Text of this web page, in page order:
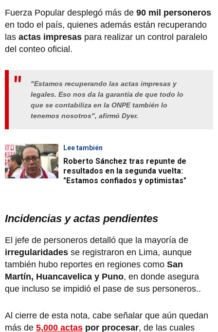
Fuerza Popular desplegó más de 90 mil personeros
en todo el país, quienes además están recuperando
las actas impresas para realizar un control paralelo
del conteo oficial.
"Estamos recuperando las actas impresas y
legales. Eso nos da la garantía de que todo lo
que se contabiliza en la ONPE también lo
tenemos nosotros", afirmó Dyer.
Lee también
Roberto Sánchez tras repunte de
resultados en la segunda vuelta:
"Estamos confiados y optimistas"
Incidencias y actas pendientes
El jefe de personeros detalló que la mayoría de
irregularidades se registraron en Lima, aunque
también hubo reportes en regiones como San
Martín, Huancavelica y Puno, en donde asegura
que incluso se impidió el pase de sus personeros..
Al cierre de esta nota, cabe señalar que aún quedan
más de 5,000 actas por procesar, de las cuales